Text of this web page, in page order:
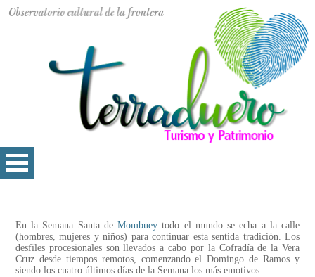
En la Semana Santa deMombuey todo el mundo se echa a la calle
(hombres, mujeres y niños) para continuar esta sentida tradición. Los
desfiles procesionales son llevados a cabo por la Cofradía de la Vera
Cruz desde tiempos remotos, comenzando el Domingo de Ramos y
siendo los cuatro últimos días de la Semana los más emotivos.